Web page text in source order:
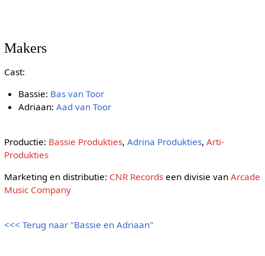
Makers
Cast:
Bassie: Bas van Toor
Adriaan:Aad van Toor
Productie: Bassie Produkties, Adrina Produkties, Arti-
Produkties
Marketing en distributie: CNR Recordseen divisie van Arcade
Music Company
<<< Terug naar "Bassie en Adriaan"